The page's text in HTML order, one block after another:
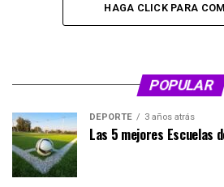
HAGA CLICK PARA
POPULAR
DEPORTE 3 años atrás
Las 5 mejores Escuelas